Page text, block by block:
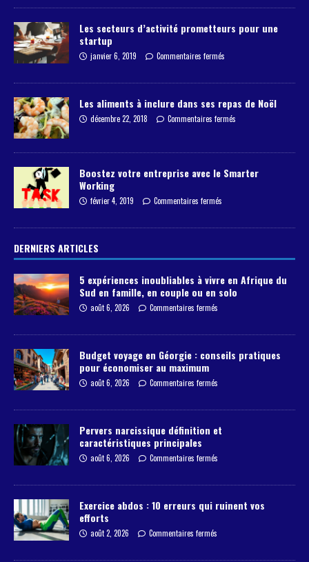
Les secteurs d’activité prometteurs pour une
startup
janvier 6, 2019 Commentaires fermés
Les aliments à inclure dans ses repas de Noël
décembre 22, 2018 Commentaires fermés
Boostez votre entreprise avec le Smarter
Working
février 4, 2019 Commentaires fermés
DERNIERS ARTICLES
5 expériences inoubliables à vivre en Afrique du
Sud en famille, en couple ou en solo
août 6, 2026 Commentaires fermés
Budget voyage en Géorgie : conseils pratiques
pour économiser au maximum
août 6, 2026 Commentaires fermés
Pervers narcissique définition et
caractéristiques principales
août 6, 2026 Commentaires fermés
Exercice abdos : 10 erreurs qui ruinent vos
efforts
août 2, 2026 Commentaires fermés